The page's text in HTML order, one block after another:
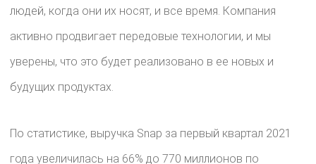
людей, когда они их носят, и все время. Компания
активно продвигает передовые технологии, и мы
уверены, что это будет реализовано в ее новых и
будущих продуктах.
По статистике, выручка Snap за первый квартал 2021
года увеличилась на 66% до 770 миллионов по